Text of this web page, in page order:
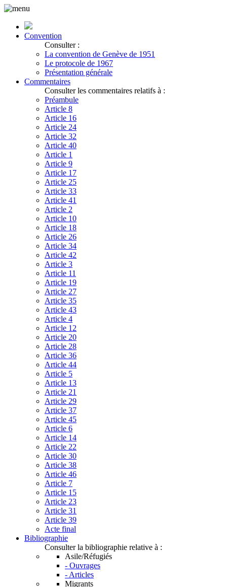
Convention
Consulter :
La convention de Genève de 1951
Le protocole de 1967
Présentation générale
Commentaires
Consulter les commentaires relatifs à :
Préambule
Article 8
Article 16
Article 24
Article 32
Article 40
Article 1
Article 9
Article 17
Article 25
Article 33
Article 41
Article 2
Article 10
Article 18
Article 26
Article 34
Article 42
Article 3
Article 11
Article 19
Article 27
Article 35
Article 43
Article 4
Article 12
Article 20
Article 28
Article 36
Article 44
Article 5
Article 13
Article 21
Article 29
Article 37
Article 45
Article 6
Article 14
Article 22
Article 30
Article 38
Article 46
Article 7
Article 15
Article 23
Article 31
Article 39
Acte final
Bibliographie
Consulter la bibliographie relative à :
Asile/Réfugiés
- Ouvrages
- Articles
Migrants